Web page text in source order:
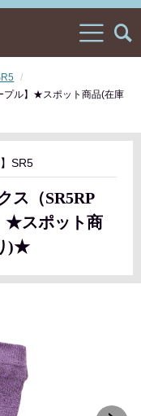
プル】★スポット商品(在庫
SR5
ス（SR5RP
★スポット商
)★